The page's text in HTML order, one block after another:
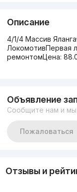
Описание
4/1/4 Массив
ЛокомотивПервая
ремонтомЦена:
Объявление
Сообщите нам и
Пожаловаться
Отзывы и